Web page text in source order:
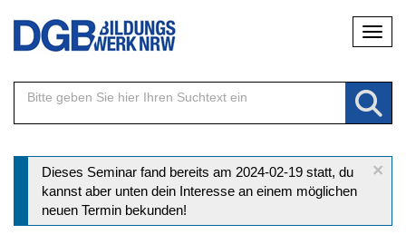
Direkt
Inhalt
×
Statusmeldung
Dieses Seminar fand bereits am 2024-02-19 statt, du
kannst aber unten dein Interesse an einem möglichen
neuen Termin bekunden!